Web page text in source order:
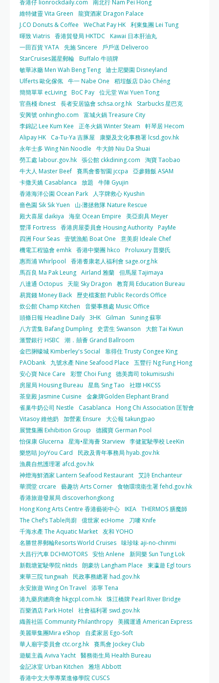
香港仔 lionrockdaily.com
南北行 Nam Pei Hong
維特健靈 Vita Green
龍寶酒家 Dragon Palace
J.CO Donuts & Coffee
WeChat Pay HK 利東集團 Lei Tung
暉致 Viatris 香港貿發局 HKTDC
Kawai 日本肝油丸
一田百貨 YATA 先施 Sincere
戶戶送 Deliveroo
StarCruises麗星郵輪 Buffalo 牛頭牌
敏華冰廳 Men Wah Beng Teng 迪士尼樂園 Disneyland
Ulferts 歐化傢俬 牛一 Nabe One
稻埕飯店 Dào Chéng
簡簡單單 ecLiving BoC Pay 位元堂 Wai Yuen Tong
官燕棧 ibnest 長者安居協會 schsa.org.hk
Starbucks 星巴克
安興號 onhingho.com
富城火鍋 Treasure City
李錦記 Lee Kum Kee
正冬火鍋 Winter Steam
軒琴居 Hecom
Alipay HK
Ca-Tu-Ya 吉豚屋
康樂及文化事務署 lcsd.gov.hk
永年士多 Wing Nin Noodle
牛大帥 Niu Da Shuai
勞工處 labour.gov.hk 張公館 ckkdining.com
淘寶 Taobao
牛大人 Master Beef 賽馬會耆智園 jccpa
亞參雞飯 ASAM
卡撒天嬌 Casablanca
放題
牛陣 Gyujin
香港海洋公園 Ocean Park
人字牌救心 Kyushin
嗇色園 Sik Sik Yuen
山‧灘拯救隊 Nature Rescue
殿大喜屋 daikiya
海皇 Ocean Empire
美亞廚具 Meyer
豐澤 Fortress 香港房屋委員會 Housing Authority PayMe
四洲 Four Seas 壹號漁船 Boat One
意美廚 Ideale Chef
機電工程協會 emhk 香港中樂團 hkco
Proluxury 普樂氏
惠而浦 Whirlpool
香港耆康老人福利會 sage.org.hk
馬百良 Ma Pak Leung Airland 雅蘭 但馬屋 Tajimaya
八達通 Octopus
天龍 Sky Dragon
教育局 Education Bureau
易賞錢 Money Back
歷史檔案館 Public Records Office
炊公館 Champ Kitchen
音樂事務處 Music Office
頭條日報 Headline Daily 3HK Gilman
Suning 蘇寧
八方雲集 Bafang Dumpling
史雲生 Swanson
大館 Tai Kwun
滙豐銀行 HSBC
潮．囍薈 Grand Ballroom
金巴脷蠔城 Kimberley's Social
靠得住 Trusty Congee King
PAObank
九號水產 Nine Seafood Place
五豐行 Ng Fung Hong
安心寶 Nice Care
彩豐 Choi Fung 德美壽司 tokumisushi
房屋局 Housing Bureau
星島 Sing Tao
社聯 HKCSS
茶皇殿 Jasmine Cuisine
金象牌Golden Elephant Brand
雀巢牛奶公司 Nestle
Casablanca
Hong Chi Association 匡智會
Vitasoy 維他奶
加營素 Ensure
大公報 takungpao
展覽集團 Exhibition Group
德國寶 German Pool
怡保康 Glucerna
星海•星海薈 Starview 李健駕駛學校 LeeKin
樂悠咭 JoyYou Card
民政及青年事務局 hyab.gov.hk
漁農自然護理署 afcd.gov.hk
神燈海鮮酒家 Lantern Seafood Restaurant 艾詩 Enchanteur
華潤堂 crcare
藝趣坊 Arts Corner 食物環境衛生署 fehd.gov.hk
香港旅遊發展局 discoverhongkong
Hong Kong Arts Centre 香港藝術中心 IKEA THERMOS 膳魔師
The Chef’s Table尚廚 億世家 ecHome
刀嘜 Knife
千海水產 The Aquatic Market 友和 YOHO
名勝世界郵輪Resorts World Cruises 味珍味 aji-no-chinmi
大昌行汽車 DCHMOTORS 安怡 Anlene
新同樂 Sun Tung Lok
新觀塘駕駛學院 nktds 朗豪坊 Langham Place
東瀛遊 Egl tours
東華三院 tungwah
民政事務總署 had.gov.hk
永安旅遊 Wing On Travel
添寧 Tena
港九藥房總商會 hkgcpl.com.hk 珠江橋牌 Pearl River Bridge
百樂酒店 Park Hotel
社會福利署 swd.gov.hk
織善社區 Community Philanthropy 美國運通 American Express
美麗華集團Mira eShop
自柔家居 Ego-Soft
華人廟宇委員會 ctc.org.hk 賽馬會 Jockey Club
遊艇主義 Aviva Yacht 醫務衛生局 Health Bureau
金記冰室 Urban Kitchen
雅培 Abbott
香港中文大學專業進修學院 CUSCS